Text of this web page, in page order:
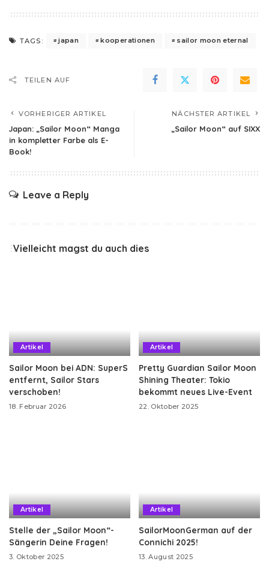
TAGS: japan kooperationen sailor moon eternal
TEILEN AUF
VORHERIGER ARTIKEL
Japan: „Sailor Moon“ Manga
in kompletter Farbe als E-
Book!
NÄCHSTER ARTIKEL
„Sailor Moon“ auf SIXX
Leave a Reply
Vielleicht magst du auch dies
Artikel
Sailor Moon bei ADN: SuperS
entfernt, Sailor Stars
verschoben!
18. Februar 2026
Artikel
Pretty Guardian Sailor Moon
Shining Theater: Tokio
bekommt neues Live-Event
22. Oktober 2025
Artikel
Stelle der „Sailor Moon“-
Sängerin Deine Fragen!
3. Oktober 2025
Artikel
SailorMoonGerman auf der
Connichi 2025!
13. August 2025